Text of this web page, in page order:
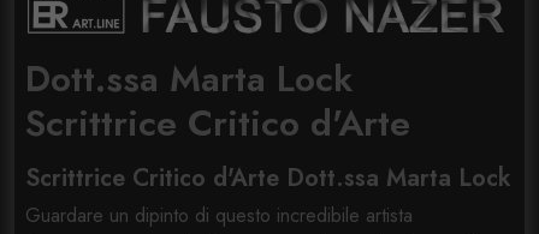
Dott.ssa Marta Lock
Scrittrice Critico d'Arte
Scrittrice Critico d'Arte Dott.ssa Marta Lock
Guardare un dipinto di questo incredibile artista